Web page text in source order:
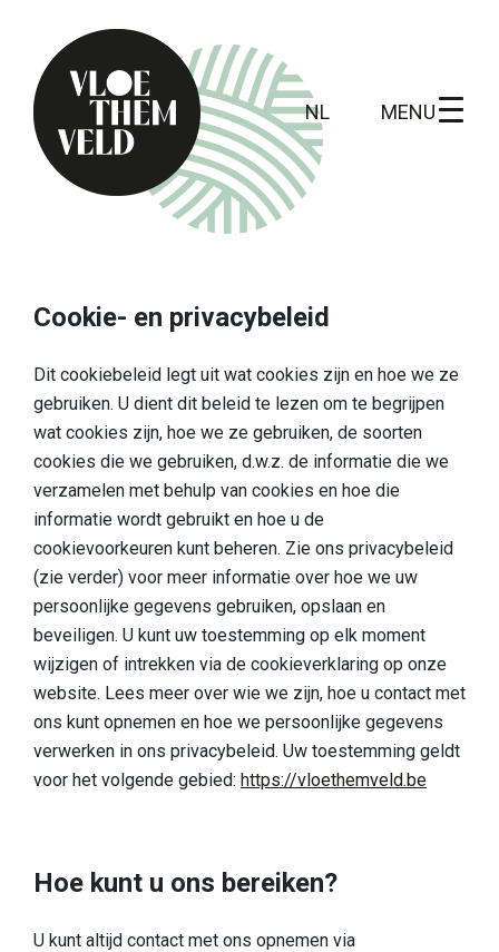
NL MENU
Te doen
Routes
Kunst in Vloethemveld
Ontdek
Europese topnatuur
Cultuurhistorisch landschap
Een boeiende geschiedenis
Een blik op de vondsten
Boek Verborgen Parel
Praktische info
Speelzone
Cookie- en privacybeleid
Dit cookiebeleid legt uit wat cookies zijn en hoe we ze
gebruiken. U dient dit beleid te lezen om te begrijpen
wat cookies zijn, hoe we ze gebruiken, de soorten
cookies die we gebruiken, d.w.z. de informatie die we
verzamelen met behulp van cookies en hoe die
informatie wordt gebruikt en hoe u de
cookievoorkeuren kunt beheren. Zie ons privacybeleid
(zie verder) voor meer informatie over hoe we uw
persoonlijke gegevens gebruiken, opslaan en
beveiligen. U kunt uw toestemming op elk moment
wijzigen of intrekken via de cookieverklaring op onze
website. Lees meer over wie we zijn, hoe u contact met
ons kunt opnemen en hoe we persoonlijke gegevens
verwerken in ons privacybeleid. Uw toestemming geldt
voor het volgende gebied: https://vloethemveld.be
Hoe kunt u ons bereiken?
U kunt altijd contact met ons opnemen via